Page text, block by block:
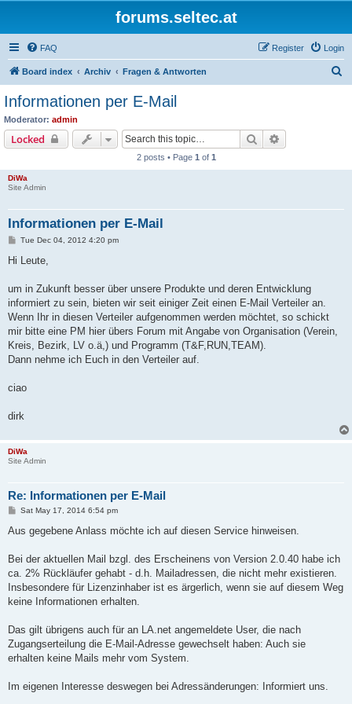
forums.seltec.at
FAQ Login
Register
Board index Archiv Fragen & Antworten
Informationen per E-Mail
Moderator: admin
Locked Search
2 posts • Page 1 of 1
DiWa
Site Admin
Informationen per E-Mail
PTue Dec 04, 2012 4:20 pm
Hi Leute,
um in Zukunft besser über unsere Produkte und deren Entwicklung
informiert zu sein, bieten wir seit einiger Zeit einen E-Mail Verteiler an.
Wenn Ihr in diesen Verteiler aufgenommen werden möchtet, so schickt
mir bitte eine PM hier übers Forum mit Angabe von Organisation (Verein,
Kreis, Bezirk, LV o.ä,) und Programm (T&F,RUN,TEAM).
Dann nehme ich Euch in den Verteiler auf.
ciao
dirk
DiWa
Site Admin
Re: Informationen per E-Mail
P
s
Sat May 17, 2014 6:54 pm
Aus gegebene Anlass möchte ich auf diesen Service hinweisen.
Bei der aktuellen Mail bzgl. des Erscheinens von Version 2.0.40 habe ich
ca. 2% Rückläufer gehabt - d.h. Mailadressen, die nicht mehr existieren.
Insbesondere für Lizenzinhaber ist es ärgerlich, wenn sie auf diesem Weg
keine Informationen erhalten.
Das gilt übrigens auch für an LA.net angemeldete User, die nach
Zugangserteilung die E-Mail-Adresse gewechselt haben: Auch sie
erhalten keine Mails mehr vom System.
Im eigenen Interesse deswegen bei Adressänderungen: Informiert uns.